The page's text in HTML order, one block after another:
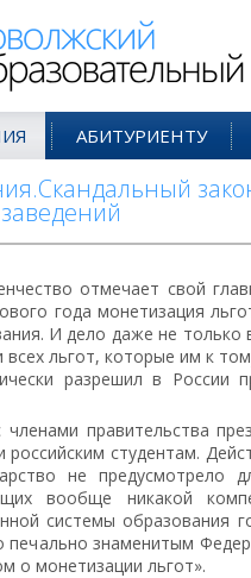
АБИТУРИЕНТУ
отмечает свой
года монетизация
И дело даже не
льгот, которые им к
разрешил в России
правительства
российским студентам.
не
вообще никакой
системы образования
печально знаменитым
о монетизации льгот».